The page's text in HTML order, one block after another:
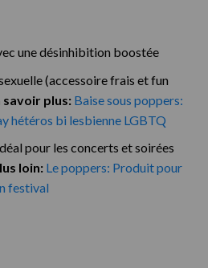
une désinhibition boostée
(accessoire frais et fun
savoir plus: Baise sous poppers:
hétéros bi lesbienne LGBTQ
pour les concerts et soirées
loin: Le poppers: Produit pour
festival